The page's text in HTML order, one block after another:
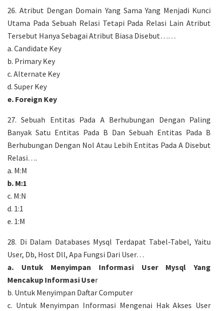
26. Atribut Dengan Domain Yang Sama Yang Menjadi Kunci
Utama Pada Sebuah Relasi Tetapi Pada Relasi Lain Atribut
Tersebut Hanya Sebagai Atribut Biasa Disebut……
a. Candidate Key
b. Primary Key
c. Alternate Key
d. Super Key
e. Foreign Key
27. Sebuah Entitas Pada A Berhubungan Dengan Paling
Banyak Satu Entitas Pada B Dan Sebuah Entitas Pada B
Berhubungan Dengan Nol Atau Lebih Entitas Pada A Disebut
Relasi….
a. M:M
b. M:1
c. M:N
d. 1:1
e. 1:M
28. Di Dalam Databases Mysql Terdapat Tabel-Tabel, Yaitu
User, Db, Host Dll, Apa Fungsi Dari User…
a. Untuk Menyimpan Informasi User Mysql Yang
Mencakup Informasi User
b. Untuk Menyimpan Daftar Computer
c. Untuk Menyimpan Informasi Mengenai Hak Akses User